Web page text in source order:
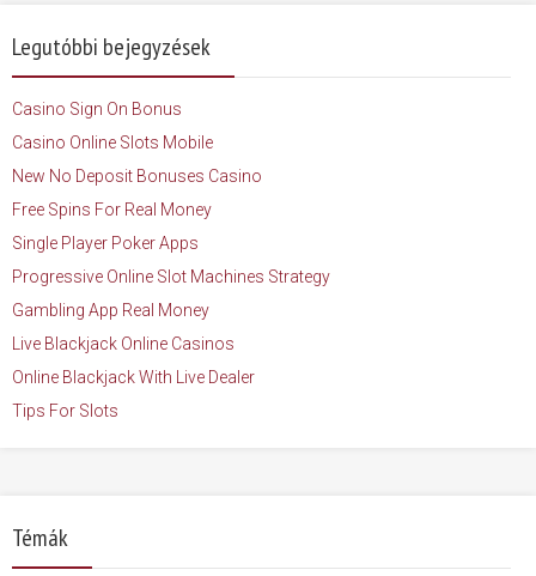
Legutóbbi bejegyzések
Casino Sign On Bonus
Casino Online Slots Mobile
New No Deposit Bonuses Casino
Free Spins For Real Money
Single Player Poker Apps
Progressive Online Slot Machines Strategy
Gambling App Real Money
Live Blackjack Online Casinos
Online Blackjack With Live Dealer
Tips For Slots
Témák